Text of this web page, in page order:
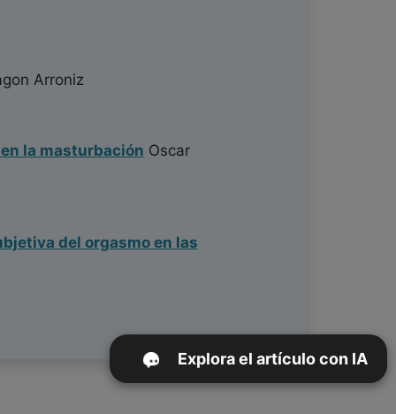
Arroniz
la masturbación Oscar
del orgasmo en las
Explora el artículo con IA